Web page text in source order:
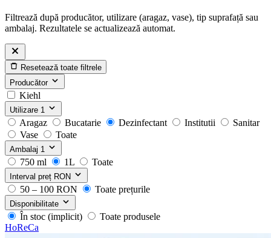
Filtrează după producător, utilizare (aragaz, vase), tip suprafață sau
ambalaj. Rezultatele se actualizează automat.
Resetează toate filtrele
Producător
Kiehl
Utilizare 1
Aragaz Bucatarie Dezinfectant Institutii
Sanitar
Vase
Toate
Ambalaj 1
750 ml 1L Toate
Interval preț RON
50 – 100 RON Toate prețurile
Disponibilitate
În stoc (implicit)
Toate produsele
HoReCa